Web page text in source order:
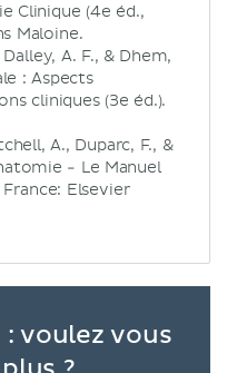
Clinique (4e éd.,
Maloine.
A. F., & Dhem,
: Aspects
cliniques (3e éd.).
A., Duparc, F., &
- Le Manuel
Elsevier
voulez vous